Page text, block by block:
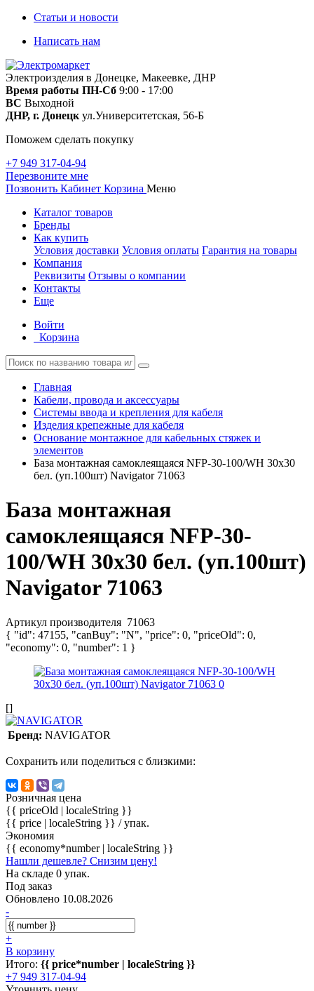
Статьи и новости
Написать нам
Электроизделия в Донецке, Макеевке, ДНР
Время работы ПН-Сб 9:00 - 17:00
ВС Выходной
ДНР, г. Донецк ул.Университетская, 56-Б
Поможем сделать покупку
+7 949 317-04-94
Перезвоните мне
Позвонить Кабинет Корзина Меню
Каталог товаров
Бренды
Как купить
Условия доставки Условия оплаты Гарантия на товары
Компания
Реквизиты Отзывы о компании
Контакты
Еще
Войти
Корзина
Главная
Кабели, провода и аксессуары
Системы ввода и крепления для кабеля
Изделия крепежные для кабеля
Основание монтажное для кабельных стяжек и
элементов
База монтажная самоклеящаяся NFP-30-100/WH 30х30
бел. (уп.100шт) Navigator 71063
База монтажная
самоклеящаяся NFP-30-
100/WH 30х30 бел. (уп.100шт)
Navigator 71063
Артикул производителя 71063
{ "id": 47155, "canBuy": "N", "price": 0, "priceOld": 0,
"economy": 0, "number": 1 }
[]
Бренд: NAVIGATOR
Сохранить или поделиться с близкими:
Розничная цена
{{ priceOld | localeString }}
{{ price | localeString }} / упак.
Экономия
{{ economy*number | localeString }}
Нашли дешевле? Снизим цену!
На складе 0 упак.
Под заказ
Обновлено 10.08.2026
-
+
В корзину
Итого: {{ price*number | localeString }}
+7 949 317-04-94